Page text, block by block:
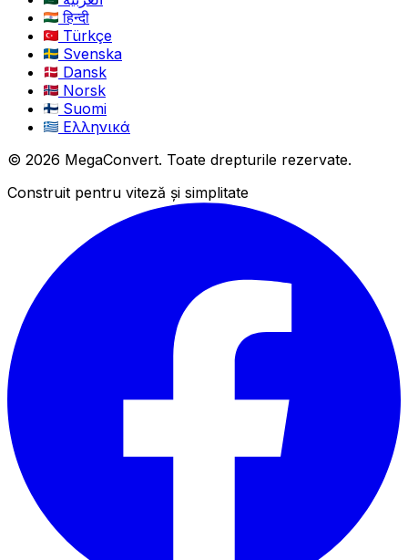
हिन्दी
Türkçe
Svenska
Dansk
Norsk
Suomi
Ελληνικά
© 2026 MegaConvert. Toate drepturile rezervate.
Construit pentru viteză și simplitate